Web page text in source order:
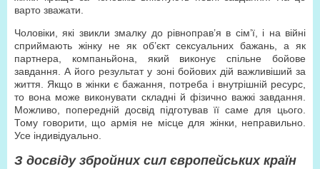
варто зважати.
Чоловіки, які звикли змалку до рівноправ’я в сім’ї, і на війні
сприймають жінку не як об’єкт сексуальних бажань, а як
партнера, компаньйона, який виконує спільне бойове
завдання. А його результат у зоні бойових дій важливіший за
життя. Якщо в жінки є бажання, потреба і внутрішній ресурс,
то вона може виконувати складні й фізично важкі завдання.
Можливо, попередній досвід підготував її саме для цього.
Тому говорити, що армія не місце для жінки, неправильно.
Усе індивідуально.
З досвіду збройних сил європейських країн